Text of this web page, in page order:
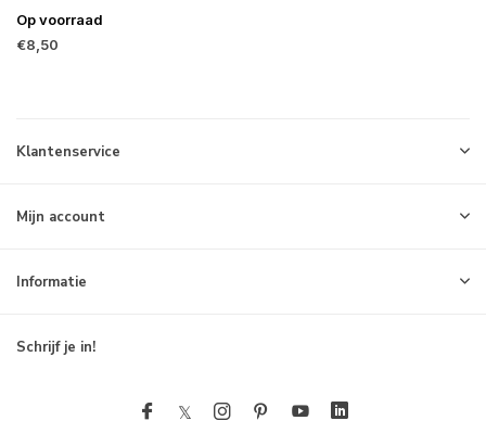
Op voorraad
€8,50
Klantenservice
Mijn account
Informatie
Schrijf je in!